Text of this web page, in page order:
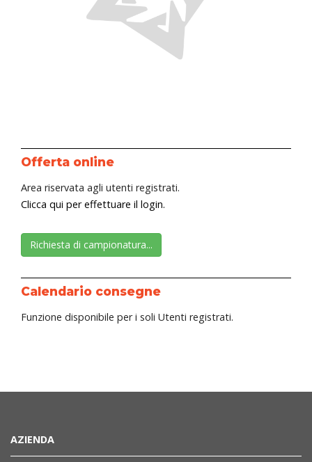
Offerta online
Area riservata agli utenti registrati.
Clicca qui per effettuare il login.
Richiesta di campionatura...
Calendario consegne
Funzione disponibile per i soli Utenti registrati.
AZIENDA